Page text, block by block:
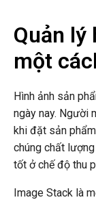
Quản lý
một
Hình ảnh sản
ngày nay. Người
khi đặt sản
chúng chất
tốt ở chế độ thu
Image Stack là